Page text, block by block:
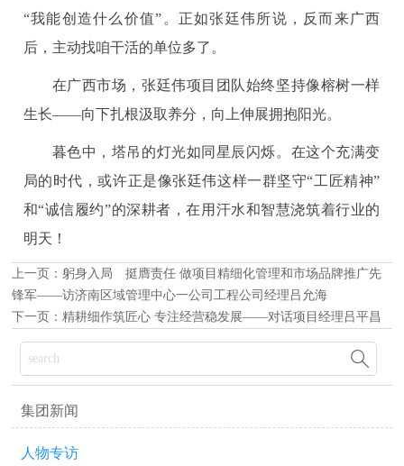
“我能创造什么价值”。正如张廷伟所说，反而来广西
后，主动找咱干活的单位多了。
在广西市场，张廷伟项目团队始终坚持像榕树一样
生长——向下扎根汲取养分，向上伸展拥抱阳光。
暮色中，塔吊的灯光如同星辰闪烁。在这个充满变
局的时代，或许正是像张廷伟这样一群坚守“工匠精神”
和“诚信履约”的深耕者，在用汗水和智慧浇筑着行业的
明天！
上一页：躬身入局 挺膺责任 做项目精细化管理和市场品牌推广先
锋军——访济南区域管理中心一公司工程公司经理吕允海
下一页：精耕细作筑匠心 专注经营稳发展——对话项目经理吕平昌

集团新闻
人物专访